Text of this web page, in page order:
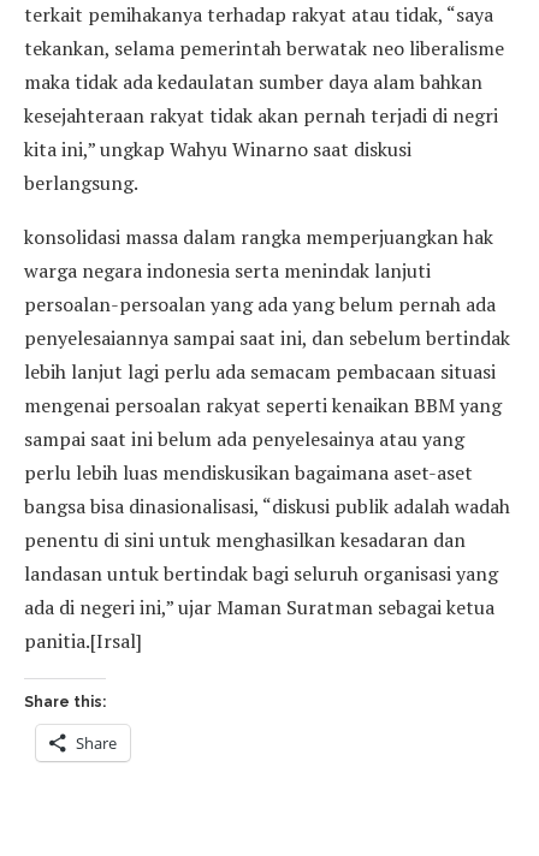
terkait pemihakanya terhadap rakyat atau tidak, “saya
tekankan, selama pemerintah berwatak neo liberalisme
maka tidak ada kedaulatan sumber daya alam bahkan
kesejahteraan rakyat tidak akan pernah terjadi di negri
kita ini,” ungkap Wahyu Winarno saat diskusi
berlangsung.
konsolidasi massa dalam rangka memperjuangkan hak
warga negara indonesia serta menindak lanjuti
persoalan-persoalan yang ada yang belum pernah ada
penyelesaiannya sampai saat ini, dan sebelum bertindak
lebih lanjut lagi perlu ada semacam pembacaan situasi
mengenai persoalan rakyat seperti kenaikan BBM yang
sampai saat ini belum ada penyelesainya atau yang
perlu lebih luas mendiskusikan bagaimana aset-aset
bangsa bisa dinasionalisasi, “diskusi publik adalah wadah
penentu di sini untuk menghasilkan kesadaran dan
landasan untuk bertindak bagi seluruh organisasi yang
ada di negeri ini,” ujar Maman Suratman sebagai ketua
panitia.[Irsal]
Share this:
Share